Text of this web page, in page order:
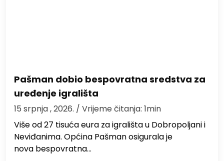
Pašman dobio bespovratna sredstva za
uređenje igrališta
15 srpnja , 2026. / Vrijeme čitanja: 1min
Više od 27 tisuća eura za igrališta u Dobropoljani i
Neviđanima. Općina Pašman osigurala je
nova bespovratna…